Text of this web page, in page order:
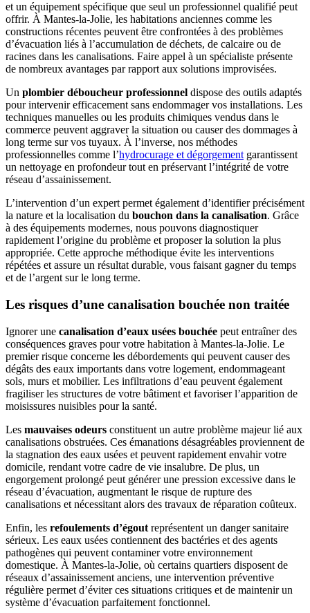
et un équipement spécifique que seul un professionnel qualifié peut
offrir. À Mantes-la-Jolie, les habitations anciennes comme les
constructions récentes peuvent être confrontées à des problèmes
d’évacuation liés à l’accumulation de déchets, de calcaire ou de
racines dans les canalisations. Faire appel à un spécialiste présente
de nombreux avantages par rapport aux solutions improvisées.
Un plombier déboucheur professionnel dispose des outils adaptés
pour intervenir efficacement sans endommager vos installations. Les
techniques manuelles ou les produits chimiques vendus dans le
commerce peuvent aggraver la situation ou causer des dommages à
long terme sur vos tuyaux. À l’inverse, nos méthodes
professionnelles comme l’hydrocurage et dégorgement garantissent
un nettoyage en profondeur tout en préservant l’intégrité de votre
réseau d’assainissement.
L’intervention d’un expert permet également d’identifier précisément
la nature et la localisation du bouchon dans la canalisation. Grâce
à des équipements modernes, nous pouvons diagnostiquer
rapidement l’origine du problème et proposer la solution la plus
appropriée. Cette approche méthodique évite les interventions
répétées et assure un résultat durable, vous faisant gagner du temps
et de l’argent sur le long terme.
Les risques d’une canalisation bouchée non traitée
Ignorer une canalisation d’eaux usées bouchée peut entraîner des
conséquences graves pour votre habitation à Mantes-la-Jolie. Le
premier risque concerne les débordements qui peuvent causer des
dégâts des eaux importants dans votre logement, endommageant
sols, murs et mobilier. Les infiltrations d’eau peuvent également
fragiliser les structures de votre bâtiment et favoriser l’apparition de
moisissures nuisibles pour la santé.
Les mauvaises odeurs constituent un autre problème majeur lié aux
canalisations obstruées. Ces émanations désagréables proviennent de
la stagnation des eaux usées et peuvent rapidement envahir votre
domicile, rendant votre cadre de vie insalubre. De plus, un
engorgement prolongé peut générer une pression excessive dans le
réseau d’évacuation, augmentant le risque de rupture des
canalisations et nécessitant alors des travaux de réparation coûteux.
Enfin, les refoulements d’égout représentent un danger sanitaire
sérieux. Les eaux usées contiennent des bactéries et des agents
pathogènes qui peuvent contaminer votre environnement
domestique. À Mantes-la-Jolie, où certains quartiers disposent de
réseaux d’assainissement anciens, une intervention préventive
régulière permet d’éviter ces situations critiques et de maintenir un
système d’évacuation parfaitement fonctionnel.